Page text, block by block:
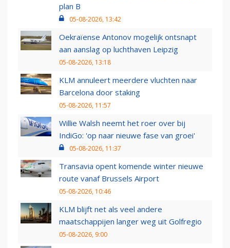
plan B
05-08-2026, 13:42
Oekraïense Antonov mogelijk ontsnapt
aan aanslag op luchthaven Leipzig
05-08-2026, 13:18
KLM annuleert meerdere vluchten naar
Barcelona door staking
05-08-2026, 11:57
Willie Walsh neemt het roer over bij
IndiGo: 'op naar nieuwe fase van groei'
05-08-2026, 11:37
Transavia opent komende winter nieuwe
route vanaf Brussels Airport
05-08-2026, 10:46
KLM blijft net als veel andere
maatschappijen langer weg uit Golfregio
05-08-2026, 9:00